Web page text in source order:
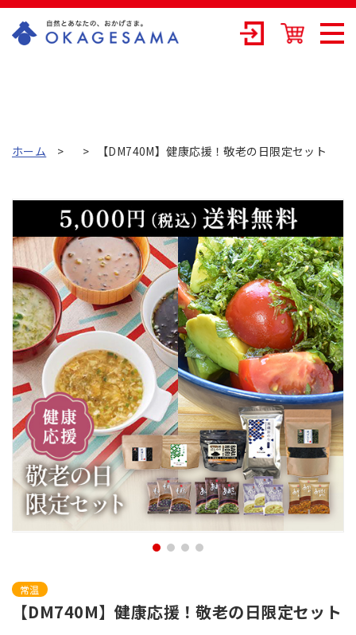
式会社の公式通
ホーム 【DM740M】健康応援！敬老の日限定セット
常温
【DM740M】健康応援！敬老の日限定セット